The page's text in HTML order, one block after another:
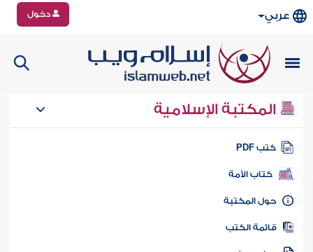
عربي دخول
المكتبة الإسلامية
كتب PDF
كتاب الأمة
المكتبة